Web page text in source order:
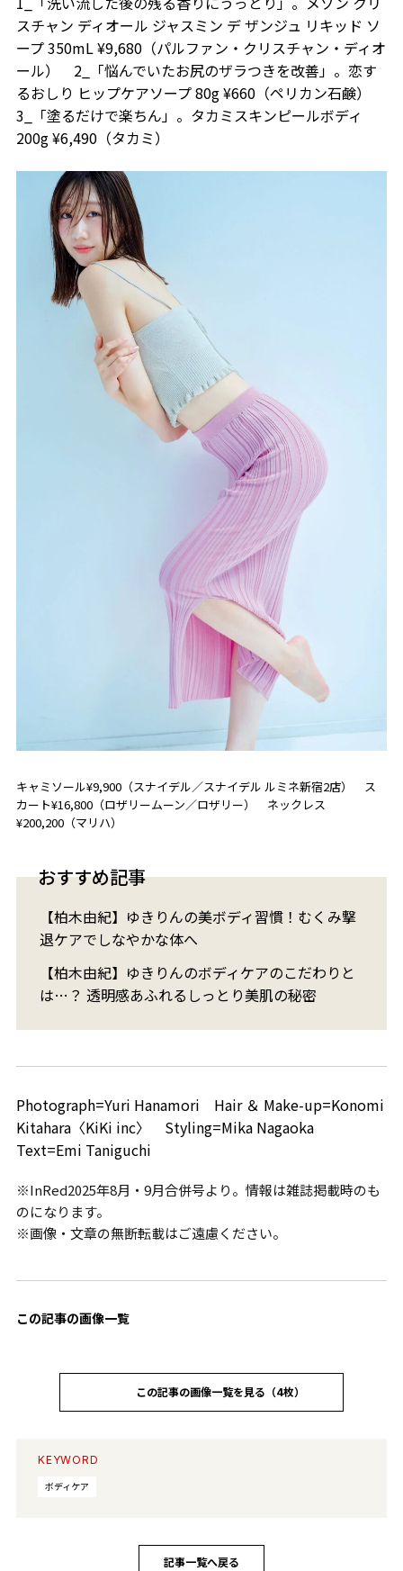
スチャン ディオール ジャスミン デ ザンジュ リキッド ソ
ープ 350mL ¥9,680（パルファン・クリスチャン・ディオ
ール） 2_「悩んでいたお尻のザラつきを改善」。恋す
るおしり ヒップケアソープ 80g ¥660（ペリカン石鹸）
3_「塗るだけで楽ちん」。タカミスキンピールボディ
200g ¥6,490（タカミ）
キャミソール¥9,900（スナイデル／スナイデル ルミネ新宿2店） ス
カート¥16,800（ロザリームーン／ロザリー） ネックレス
¥200,200（マリハ）
おすすめ記事
【柏木由紀】ゆきりんの美ボディ習慣！むくみ撃
退ケアでしなやかな体へ
【柏木由紀】ゆきりんのボディケアのこだわりと
は…？ 透明感あふれるしっとり美肌の秘密
Photograph=Yuri Hanamori Hair ＆ Make-up=Konomi
Kitahara〈KiKi inc〉 Styling=Mika Nagaoka
Text=Emi Taniguchi
※InRed2025年8月・9月合併号より。情報は雑誌掲載時のも
のになります。
※画像・文章の無断転載はご遠慮ください。
この記事の画像一覧
この記事の画像一覧を見る（4枚）
KEYWORD
ボディケア
記事一覧へ戻る